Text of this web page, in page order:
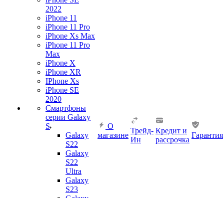
2022
iPhone 11
iPhone 11 Pro
iPhone Xs Max
iPhone 11 Pro
Max
iPhone X
iPhone XR
IPhone Xs
iPhone SE
2020
Смартфоны
серии Galaxy
S
Galaxy
S22
Galaxy
S22
Ultra
Galaxy
S23
О
магазине
Трейд-
Ин
Кредит и
рассрочка
Гарантия